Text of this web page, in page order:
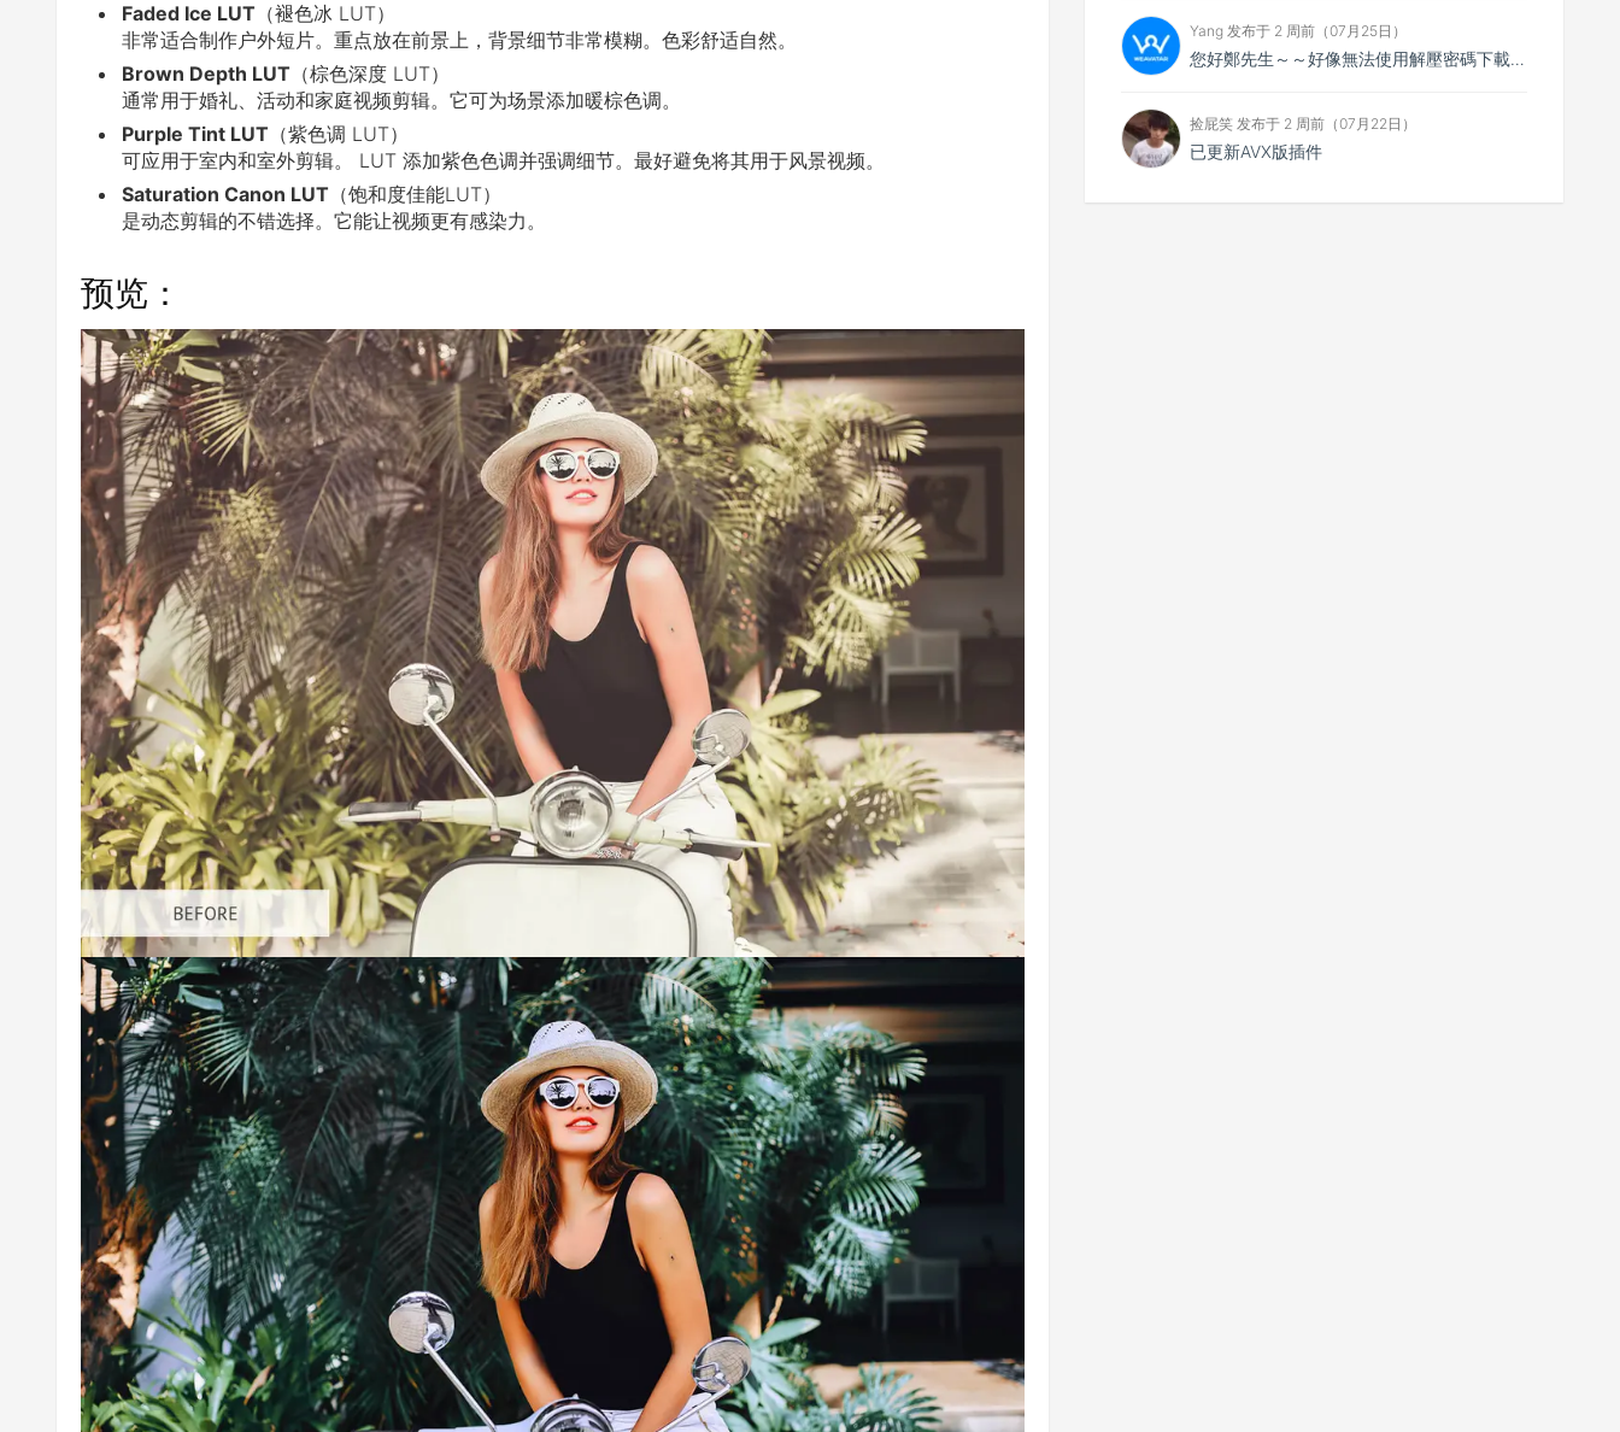
Faded Ice LUT （褪色冰 LUT）
非常适合制作户外短片。重点放在前景上，背景细节非常模糊。色彩舒适自然。
Brown Depth LUT （棕色深度 LUT）
通常用于婚礼、活动和家庭视频剪辑。它可为场景添加暖棕色调。
Purple Tint LUT （紫色调 LUT）
可应用于室内和室外剪辑。 LUT 添加紫色色调并强调细节。最好避免将其用于风景视频。
Saturation Canon LUT （饱和度佳能LUT）
是动态剪辑的不错选择。它能让视频更有感染力。
预览：
Yang 发布于 2 周前（07月25日）
您好鄭先生～～好像無法使用解壓密碼下載最新的4.0.4版本，不知能否請你協助排除障礙～
捡屁笑 发布于 2 周前（07月22日）
已更新AVX版插件